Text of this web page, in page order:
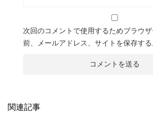
次回のコメントで使用するためブラウ
前、メールアドレス、サイトを保存する
関連記事